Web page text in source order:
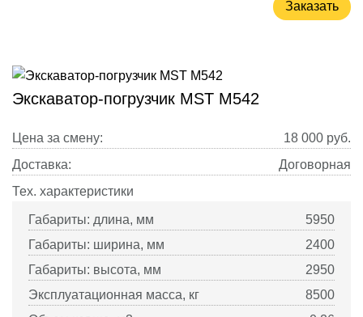
Заказать
Экскаватор-погрузчик MST M542
Цена за смену: 18 000 руб.
Доставка:
Договорная
Тех. характеристики
Габариты: длина, мм
5950
Габариты: ширина, мм
2400
Габариты: высота, мм
2950
Эксплуатационная масса, кг
8500